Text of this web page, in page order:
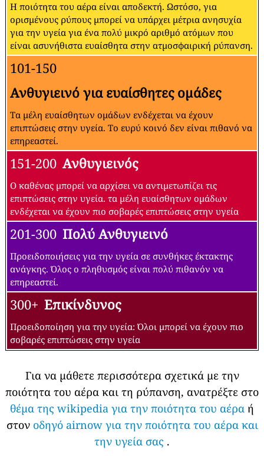
Η ποιότητα του αέρα είναι αποδεκτή. Ωστόσο, για
ορισμένους ρύπους μπορεί να υπάρχει μέτρια ανησυχία
για την υγεία για ένα πολύ μικρό αριθμό ατόμων που
είναι ασυνήθιστα ευαίσθητα στην ατμοσφαιρική ρύπανση.
101-150
Ανθυγιεινό για ευαίσθητες ομάδες
Τα μέλη ευαίσθητων ομάδων ενδέχεται να έχουν
επιπτώσεις στην υγεία. Το ευρύ κοινό δεν είναι πιθανό να
επηρεαστεί.
151-200 Ανθυγιεινός
Ο καθένας μπορεί να αρχίσει να αντιμετωπίζει τις
επιπτώσεις στην υγεία. τα μέλη ευαίσθητων ομάδων
ενδέχεται να έχουν πιο σοβαρές επιπτώσεις στην υγεία
201-300 Πολύ Ανθυγιεινό
Προειδοποιήσεις για την υγεία σε συνθήκες έκτακτης
ανάγκης. Όλος ο πληθυσμός είναι πολύ πιθανόν να
επηρεαστεί.
300+ Επικίνδυνος
Προειδοποίηση για την υγεία: Όλοι μπορεί να έχουν πιο
σοβαρές επιπτώσεις στην υγεία
Για να μάθετε περισσότερα σχετικά με την
ποιότητα του αέρα και τη ρύπανση, ανατρέξτε στο
θέμα της wikipedia για την ποιότητα του αέρα ή
στον οδηγό airnow για την ποιότητα του αέρα και
την υγεία σας .